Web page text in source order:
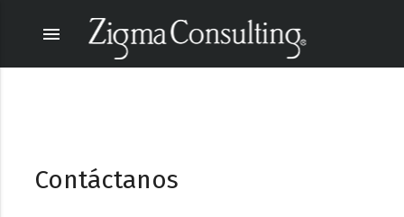
menu
Contáctanos